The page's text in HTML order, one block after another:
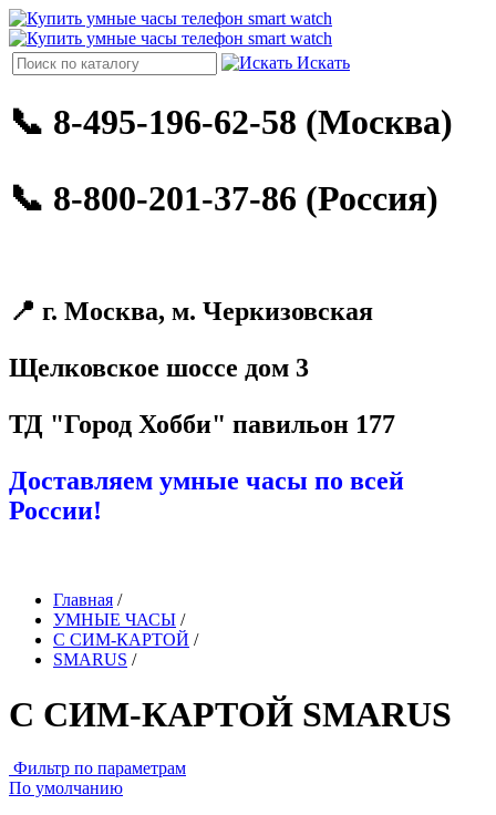
Искать
📞 8-495-196-62-58 (Москва)
📞 8-800-201-37-86 (Россия)
📍 г. Москва, м. Черкизовская
Щелковское шоссе дом 3
ТД "Город Хобби" павильон 177
Доставляем умные часы по всей
России!
Главная /
УМНЫЕ ЧАСЫ /
С СИМ-КАРТОЙ /
SMARUS /
С СИМ-КАРТОЙ SMARUS
Фильтр по параметрам
По умолчанию